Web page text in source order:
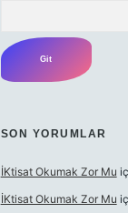
SON YORUMLAR
İKtisat Okumak Zor Mu
İKtisat Okumak Zor Mu